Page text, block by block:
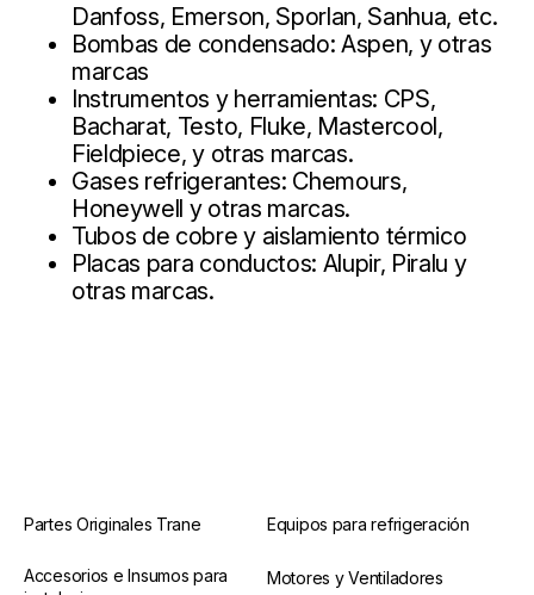
Danfoss, Emerson, Sporlan, Sanhua, etc.
Bombas de condensado: Aspen, y otras
marcas
Instrumentos y herramientas: CPS,
Bacharat, Testo, Fluke, Mastercool,
Fieldpiece, y otras marcas.
Gases refrigerantes: Chemours,
Honeywell y otras marcas.
Tubos de cobre y aislamiento térmico
Placas para conductos: Alupir, Piralu y
otras marcas.
Partes Originales Trane Equipos para refrigeración
Accesorios e Insumos para
Motores y Ventiladores